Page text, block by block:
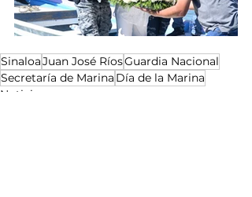
SinaloaJuan José RíosGuardia Nacional
Secretaría de Marina Día de la Marina
Noticias